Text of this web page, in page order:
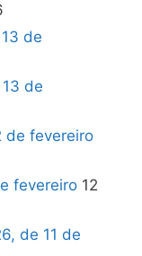
de
de
de fevereiro
fevereiro 12
de 11 de